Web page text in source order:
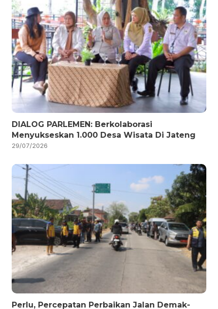
DIALOG PARLEMEN: Berkolaborasi
Menyukseskan 1.000 Desa Wisata Di Jateng
29/07/2026
Perlu, Percepatan Perbaikan Jalan Demak-